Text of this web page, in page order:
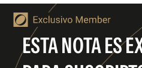
ESTA NOTA ES